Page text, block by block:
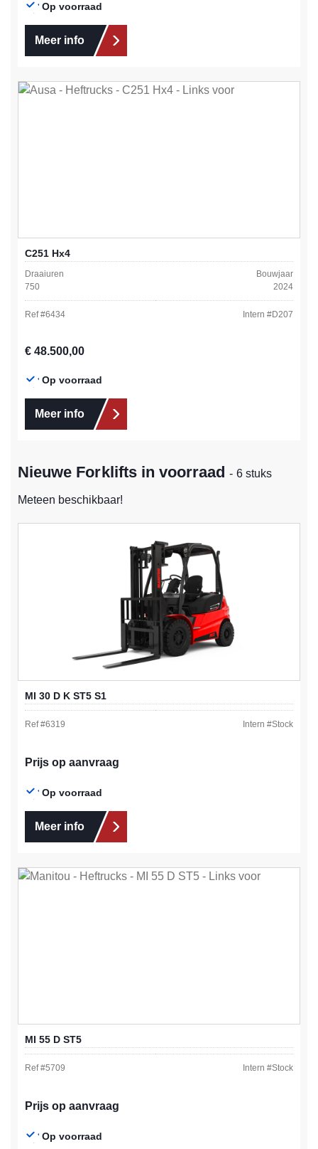
Op voorraad
Meer info
C251 Hx4
Draaiuren
750
Bouwjaar
2024
Ref #6434 Intern #D207
Normale prijs:
€ 48.500,00
Op voorraad
Meer info
Nieuwe Forklifts in voorraad- 6 stuks
Meteen beschikbaar!
MI 30 D K ST5 S1
Ref #6319 Intern #Stock
Prijs op aanvraag
Op voorraad
Meer info
MI 55 D ST5
Ref #5709 Intern #Stock
Prijs op aanvraag
Op voorraad